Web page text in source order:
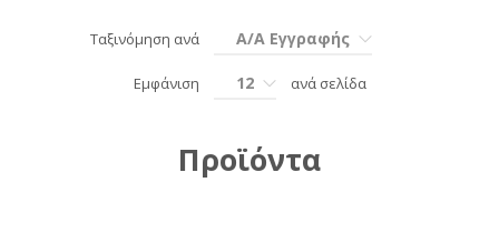
Ταξινόμηση ανά Α/Α Εγγραφής
Εμφάνιση 12 ανά σελίδα
Προϊόντα